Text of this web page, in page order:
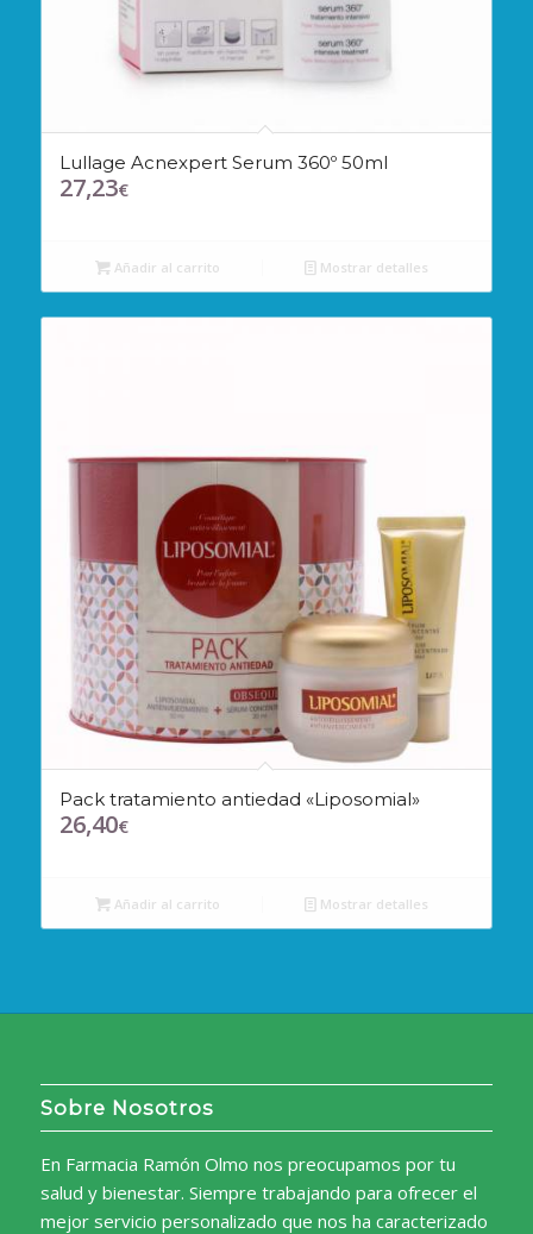
Lullage Acnexpert Serum 360º 50ml
27,23€
Añadir al carrito Mostrar detalles
Pack tratamiento antiedad «Liposomial»
26,40€
Añadir al carrito Mostrar detalles
Sobre Nosotros
En Farmacia Ramón Olmo nos preocupamos por tu
salud y bienestar. Siempre trabajando para ofrecer el
mejor servicio personalizado que nos ha caracterizado